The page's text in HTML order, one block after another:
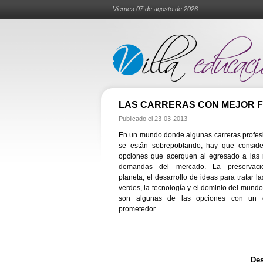
Viernes 07 de agosto de 2026
LAS CARRERAS CON MEJOR
Publicado el 23-03-2013
En un mundo donde algunas carreras
se están sobrepoblando, hay que
opciones que acerquen al egresado a las
demandas del mercado. La
planeta, el desarrollo de ideas para tratar
verdes, la tecnología y el dominio del
son algunas de las opciones con un
prometedor.